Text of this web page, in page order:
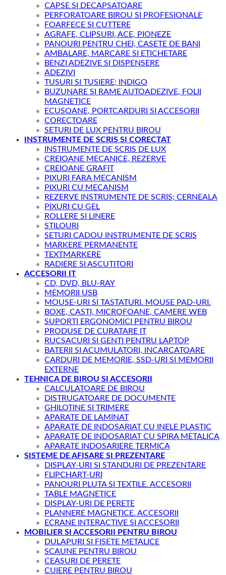
CAPSE SI DECAPSATOARE
PERFORATOARE BIROU SI PROFESIONALE
FOARFECE SI CUTTERE
AGRAFE, CLIPSURI, ACE, PIONEZE
PANOURI PENTRU CHEI, CASETE DE BANI
AMBALARE, MARCARE SI ETICHETARE
BENZI ADEZIVE SI DISPENSERE
ADEZIVI
TUSURI SI TUSIERE; INDIGO
BUZUNARE SI RAME AUTOADEZIVE, FOLII
MAGNETICE
ECUSOANE, PORTCARDURI SI ACCESORII
CORECTOARE
SETURI DE LUX PENTRU BIROU
INSTRUMENTE DE SCRIS SI CORECTAT
INSTRUMENTE DE SCRIS DE LUX
CREIOANE MECANICE, REZERVE
CREIOANE GRAFIT
PIXURI FARA MECANISM
PIXURI CU MECANISM
REZERVE INSTRUMENTE DE SCRIS; CERNEALA
PIXURI CU GEL
ROLLERE SI LINERE
STILOURI
SETURI CADOU INSTRUMENTE DE SCRIS
MARKERE PERMANENTE
TEXTMARKERE
RADIERE SI ASCUTITORI
ACCESORII IT
CD, DVD, BLU-RAY
MEMORII USB
MOUSE-URI SI TASTATURI. MOUSE PAD-URI.
BOXE, CASTI, MICROFOANE, CAMERE WEB
SUPORTI ERGONOMICI PENTRU BIROU
PRODUSE DE CURATARE IT
RUCSACURI SI GENTI PENTRU LAPTOP
BATERII SI ACUMULATORI, INCARCATOARE
CARDURI DE MEMORIE, SSD-URI SI MEMORII
EXTERNE
TEHNICA DE BIROU SI ACCESORII
CALCULATOARE DE BIROU
DISTRUGATOARE DE DOCUMENTE
GHILOTINE SI TRIMERE
APARATE DE LAMINAT
APARATE DE INDOSARIAT CU INELE PLASTIC
APARATE DE INDOSARIAT CU SPIRA METALICA
APARATE INDOSARIERE TERMICA
SISTEME DE AFISARE SI PREZENTARE
DISPLAY-URI SI STANDURI DE PREZENTARE
FLIPCHART-URI
PANOURI PLUTA SI TEXTILE. ACCESORII
TABLE MAGNETICE
DISPLAY-URI DE PERETE
PLANNERE MAGNETICE. ACCESORII
ECRANE INTERACTIVE SI ACCESORII
MOBILIER SI ACCESORII PENTRU BIROU
DULAPURI SI FISETE METALICE
SCAUNE PENTRU BIROU
CEASURI DE PERETE
CUIERE PENTRU BIROU